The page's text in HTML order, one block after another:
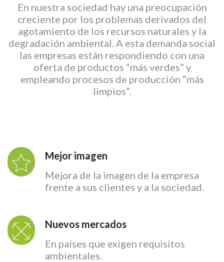
En nuestra sociedad hay una preocupación
creciente por los problemas derivados del
agotamiento de los recursos naturales y la
degradación ambiental. A esta demanda social
las empresas están respondiendo con una
oferta de productos “más verdes” y
empleando procesos de producción “más
limpios”.
Mejor imagen
Mejora de la imagen de la empresa
frente a sus clientes y a la sociedad.
Nuevos mercados
En países que exigen requisitos
ambientales.